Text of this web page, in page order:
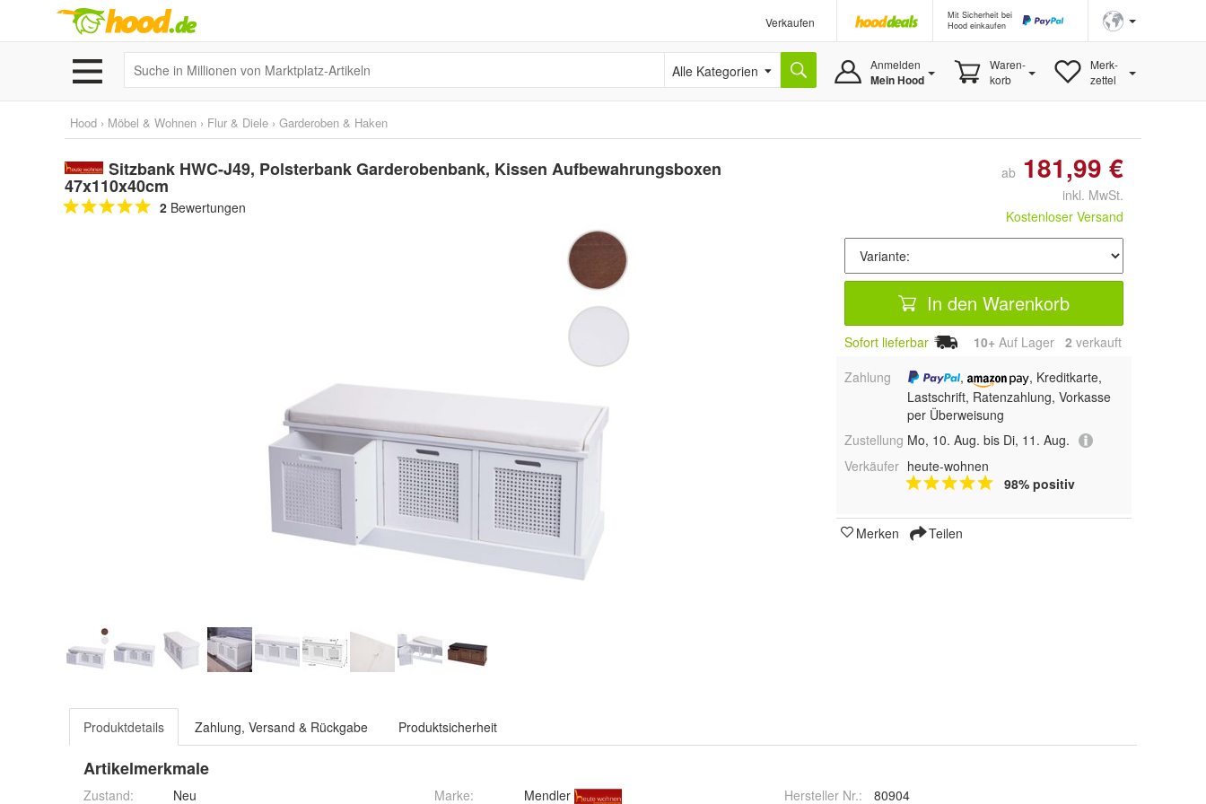
Verkaufen
Mit Sicherheit bei
Hood einkaufen
Alle Kategorien Anmelden
Mein Hood
Waren-
korb
Merk-
zettel
Hood › Möbel & Wohnen › Flur & Diele › Garderoben & Haken
Sitzbank HWC-J49, Polsterbank Garderobenbank, Kissen Aufbewahrungsboxen
47x110x40cm
2 Bewertungen
ab 181,99 €
inkl. MwSt.
Kostenloser Versand
In den Warenkorb
Sofort lieferbar 10+ Auf Lager 2 verkauft
Zahlung
,
, Kreditkarte,
Lastschrift, Ratenzahlung, Vorkasse
per Überweisung
Zustellung Mo, 10. Aug. bis Di, 11. Aug.
Verkäufer heute-wohnen
98% positiv
Merken Teilen
Produktdetails Zahlung, Versand & Rückgabe Produktsicherheit
Artikelmerkmale
Zustand: Neu Marke: Mendler Hersteller Nr.: 80904